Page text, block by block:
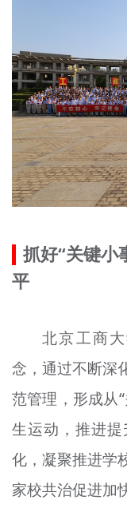
抓好“关键小
平
北京工商
念，通过不断深
范管理，形成从
生运动，推进
化，凝聚推进学
家校共治促进加